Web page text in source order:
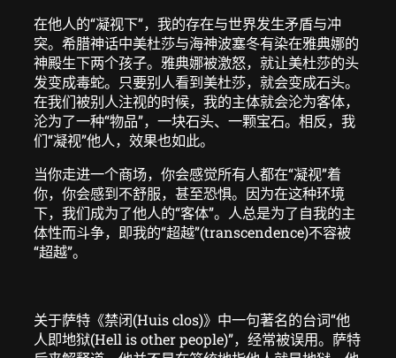
在他人的“凝视下”，我的存在与世界发生矛盾与冲
突。希腊神话中美杜莎与海神波塞冬有染在雅典娜的
神殿生下两个孩子。雅典娜被激怒，就让美杜莎的头
发变成毒蛇。只要别人看到美杜莎，就会变成石头。
在我们被别人注视的时候，我的主体就会沦为客体，
沦为了一种“物品”，一块石头、一颗宝石。相反，我
们“凝视”他人，效果也如此。
当你走进一个商场，你会感觉所有人都在“凝视”着
你，你会感到不舒服，甚至恐惧。因为在这种环境
下，我们成为了他人的“客体”。人总是为了自我的主
体性而斗争，即我的“超越”(transcendence)不容被
“超越”。
关于萨特《禁闭(Huis clos)》中一句著名的台词“他
人即地狱(Hell is other people)”，经常被误用。萨特